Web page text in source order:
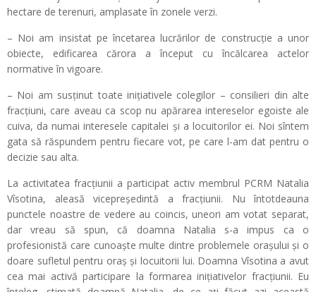
hectare de terenuri, amplasate în zonele verzi.
– Noi am insistat pe încetarea lucrărilor de construcție a unor
obiecte, edificarea cărora a început cu încălcarea actelor
normative în vigoare.
– Noi am susținut toate inițiativele colegilor – consilieri din alte
fracțiuni, care aveau ca scop nu apărarea intereselor egoiste ale
cuiva, da numai interesele capitalei și a locuitorilor ei. Noi sîntem
gata să răspundem pentru fiecare vot, pe care l-am dat pentru o
decizie sau alta.
La activitatea fracțiunii a participat activ membrul PCRM Natalia
Vîsotina, aleasă vicepreședintă a fracțiunii. Nu întotdeauna
punctele noastre de vedere au coincis, uneori am votat separat,
dar vreau să spun, că doamna Natalia s-a impus ca o
profesionistă care cunoaște multe dintre problemele orașului și o
doare sufletul pentru oraș și locuitorii lui. Doamna Vîsotina a avut
cea mai activă participare la formarea inițiativelor fracțiunii. Eu